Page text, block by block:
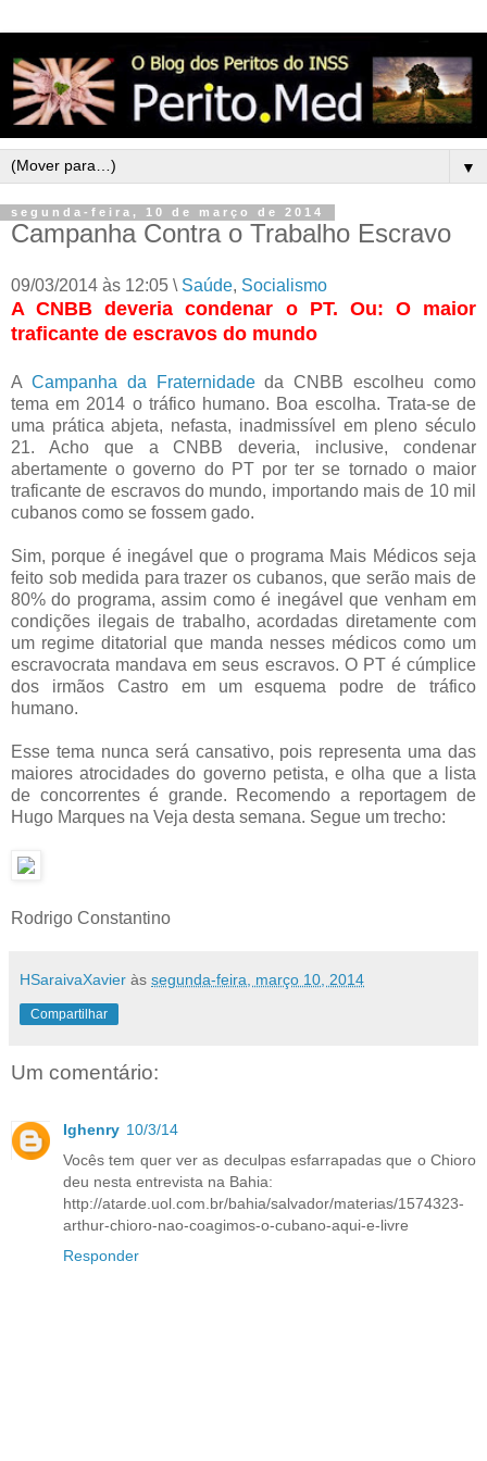
▼
segunda-feira, 10 de março de 2014
Campanha Contra o Trabalho Escravo
09/03/2014 às 12:05 \ Saúde, Socialismo
A CNBB deveria condenar o PT. Ou: O maior
traficante de escravos do mundo
A Campanha da Fraternidadeda CNBB escolheu como
tema em 2014 o tráfico humano. Boa escolha. Trata-se de
uma prática abjeta, nefasta, inadmissível em pleno século
21. Acho que a CNBB deveria, inclusive, condenar
abertamente o governo do PT por ter se tornado o maior
traficante de escravos do mundo, importando mais de 10 mil
cubanos como se fossem gado.
Sim, porque é inegável que o programa Mais Médicos seja
feito sob medida para trazer os cubanos, que serão mais de
80% do programa, assim como é inegável que venham em
condições ilegais de trabalho, acordadas diretamente com
um regime ditatorial que manda nesses médicos como um
escravocrata mandava em seus escravos. O PT é cúmplice
dos irmãos Castro em um esquema podre de tráfico
humano.
Esse tema nunca será cansativo, pois representa uma das
maiores atrocidades do governo petista, e olha que a lista
de concorrentes é grande. Recomendo a reportagem de
Hugo Marques na Veja desta semana. Segue um trecho:
Rodrigo Constantino
HSaraivaXavier às segunda-feira, março 10, 2014
Compartilhar
Um comentário:
Ighenry 10/3/14
Vocês tem quer ver as deculpas esfarrapadas que o Chioro
deu nesta entrevista na Bahia:
http://atarde.uol.com.br/bahia/salvador/materias/1574323-
arthur-chioro-nao-coagimos-o-cubano-aqui-e-livre
Responder